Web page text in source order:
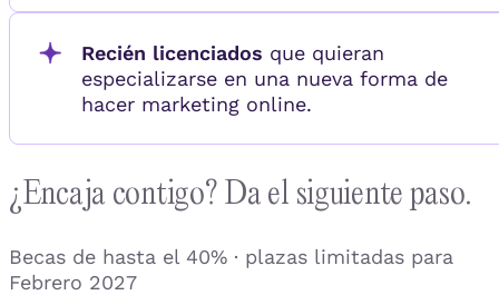
Recién licenciados que quieran
especializarse en una nueva forma de
hacer marketing online.
¿Encaja contigo? Da el siguiente paso.
Becas de hasta el 40% · plazas limitadas para
Febrero 2027